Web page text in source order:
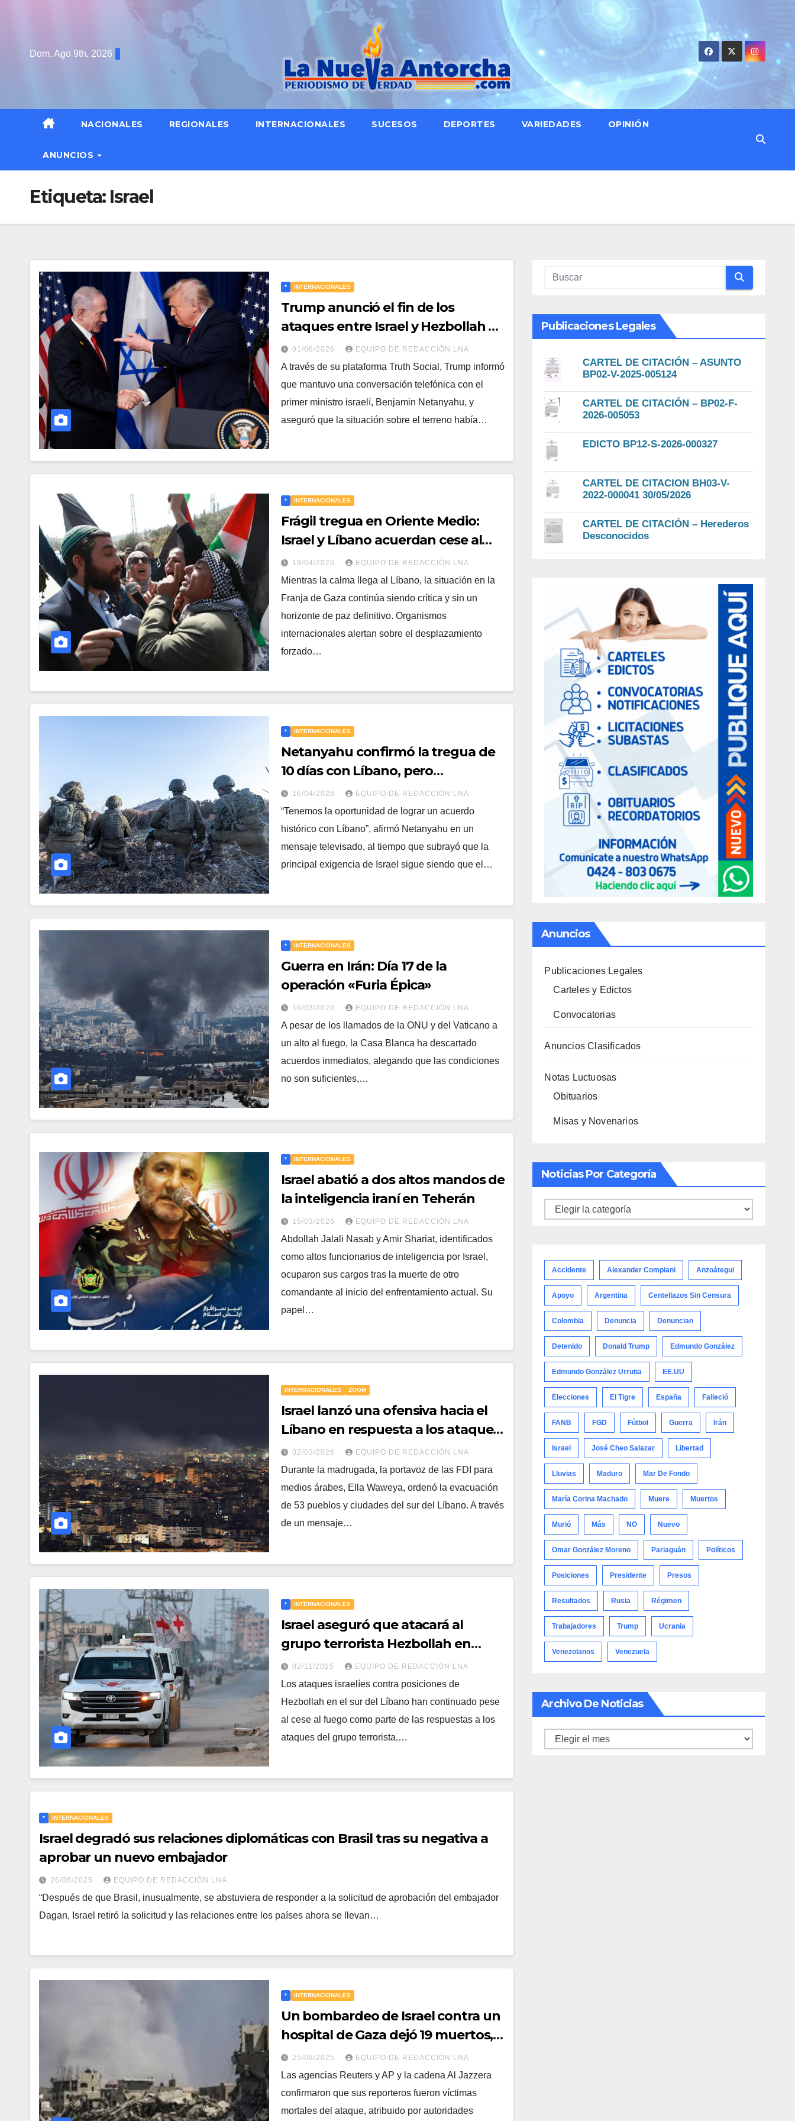
Dom. Ago 9th, 2026
NACIONALES REGIONALES INTERNACIONALES SUCESOS DEPORTES VARIEDADES OPINIÓN
ANUNCIOS
Etiqueta: Israel
* INTERNACIONALES
Trump anunció el fin de los
ataques entre Israel y Hezbollah y
dijo que el diálogo con Irán avanza
“a un ritmo rápido”
01/06/2026 EQUIPO DE REDACCIÓN LNA
A través de su plataforma Truth Social, Trump informó
que mantuvo una conversación telefónica con el
primer ministro israelí, Benjamin Netanyahu, y
aseguró que la situación sobre el terreno había…
* INTERNACIONALES
Frágil tregua en Oriente Medio:
Israel y Líbano acuerdan cese al
fuego mientras persiste la tensión
con Irán
19/04/2026 EQUIPO DE REDACCIÓN LNA
​Mientras la calma llega al Líbano, la situación en la
Franja de Gaza continúa siendo crítica y sin un
horizonte de paz definitivo. Organismos
internacionales alertan sobre el desplazamiento
forzado…
* INTERNACIONALES
Netanyahu confirmó la tregua de
10 días con Líbano, pero
condicionó cualquier acuerdo final
al desarme de Hezbollah
16/04/2026 EQUIPO DE REDACCIÓN LNA
“Tenemos la oportunidad de lograr un acuerdo
histórico con Líbano”, afirmó Netanyahu en un
mensaje televisado, al tiempo que subrayó que la
principal exigencia de Israel sigue siendo que el…
* INTERNACIONALES
Guerra en Irán: Día 17 de la
operación «Furia Épica»
16/03/2026 EQUIPO DE REDACCIÓN LNA
A pesar de los llamados de la ONU y del Vaticano a
un alto al fuego, la Casa Blanca ha descartado
acuerdos inmediatos, alegando que las condiciones
no son suficientes,…
* INTERNACIONALES
Israel abatió a dos altos mandos de
la inteligencia iraní en Teherán
15/03/2026 EQUIPO DE REDACCIÓN LNA
Abdollah Jalali Nasab y Amir Shariat, identificados
como altos funcionarios de inteligencia por Israel,
ocuparon sus cargos tras la muerte de otro
comandante al inicio del enfrentamiento actual. Su
papel…
INTERNACIONALES ZOOM
Israel lanzó una ofensiva hacia el
Líbano en respuesta a los ataques
del grupo terrorista Hezbollah
02/03/2026 EQUIPO DE REDACCIÓN LNA
Durante la madrugada, la portavoz de las FDI para
medios árabes, Ella Waweya, ordenó la evacuación
de 53 pueblos y ciudades del sur del Líbano. A través
de un mensaje…
* INTERNACIONALES
Israel aseguró que atacará al
grupo terrorista Hezbollah en
Líbano si persiste la amenaza a su
seguridad: “Actuaremos según sea
necesario”
02/11/2025 EQUIPO DE REDACCIÓN LNA
Los ataques israelíes contra posiciones de
Hezbollah en el sur del Líbano han continuado pese
al cese al fuego como parte de las respuestas a los
ataques del grupo terrorista.…
* INTERNACIONALES
Israel degradó sus relaciones diplomáticas con Brasil tras su negativa a
aprobar un nuevo embajador
26/08/2025 EQUIPO DE REDACCIÓN LNA
“Después de que Brasil, inusualmente, se abstuviera de responder a la solicitud de aprobación del embajador
Dagan, Israel retiró la solicitud y las relaciones entre los países ahora se llevan…
* INTERNACIONALES
Un bombardeo de Israel contra un
hospital de Gaza dejó 19 muertos,
cinco de ellos periodistas
25/08/2025 EQUIPO DE REDACCIÓN LNA
Las agencias Reuters y AP y la cadena Al Jazzera
confirmaron que sus reporteros fueron víctimas
mortales del ataque, atribuido por autoridades
Publicaciones Legales
CARTEL DE CITACIÓN – ASUNTO
BP02-V-2025-005124
CARTEL DE CITACIÓN – BP02-F-
2026-005053
EDICTO BP12-S-2026-000327
CARTEL DE CITACION BH03-V-
2022-000041 30/05/2026
CARTEL DE CITACIÓN – Herederos
Desconocidos
Anuncios
Publicaciones Legales
Carteles y Edictos
Convocatorias
Anuncios Clasificados
Notas Luctuosas
Obituarios
Misas y Novenarios
Noticias Por Categoría
Noticias
Accidente Alexander Compiani Anzoátegui
Apoyo Argentina Centellazos Sin Censura
Colombia Denuncia Denuncian
Detenido Donald Trump Edmundo González
Edmundo González Urrutia EE.UU
Elecciones El Tigre España Falleció
FANB FGD Fútbol Guerra Irán
Israel José Cheo Salazar Libertad
Lluvias Maduro Mar De Fondo
María Corina Machado Muere Muertos
Murió Más NO Nuevo
Omar González Moreno Pariaguán Políticos
Posiciones Presidente Presos
Resultados Rusia Régimen
Trabajadores Trump Ucrania
Venezolanos Venezuela
Archivo De Noticias
Archivo